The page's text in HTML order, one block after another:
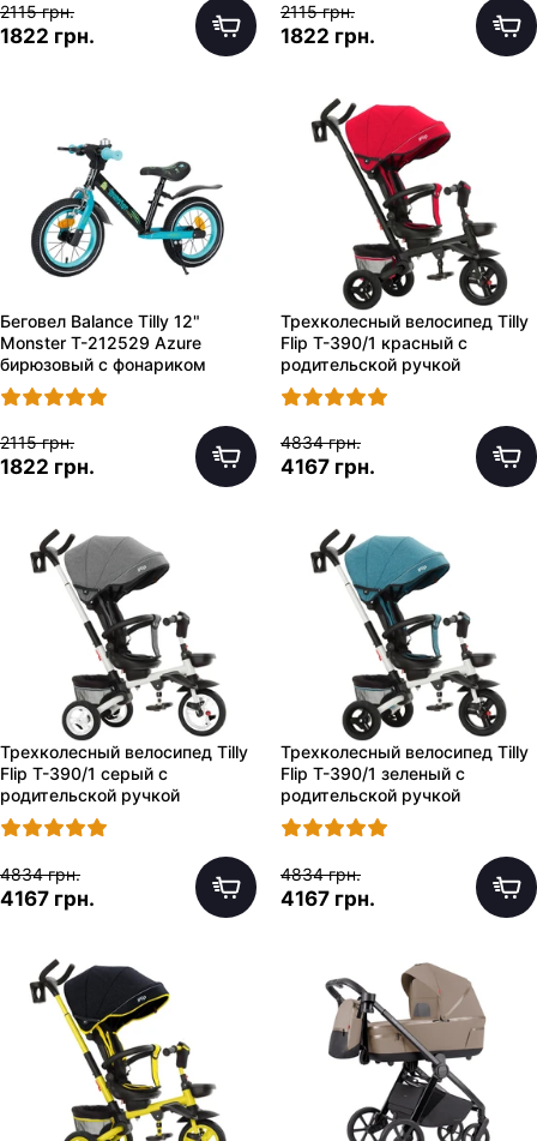
2115 грн.
1822 грн.
2115 грн.
1822 грн.
Беговел Balance Tilly 12"
Monster T-212529 Azure
бирюзовый с фонариком
2115 грн.
1822 грн.
Трехколесный велосипед Tilly
Flip T-390/1 красный с
родительской ручкой
4834 грн.
4167 грн.
Трехколесный велосипед Tilly
Flip T-390/1 серый с
родительской ручкой
4834 грн.
4167 грн.
Трехколесный велосипед Tilly
Flip T-390/1 зеленый с
родительской ручкой
4834 грн.
4167 грн.